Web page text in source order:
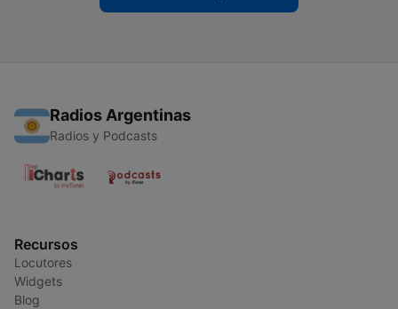
Radios Argentinas
Radios y Podcasts
Recursos
Locutores
Widgets
Blog